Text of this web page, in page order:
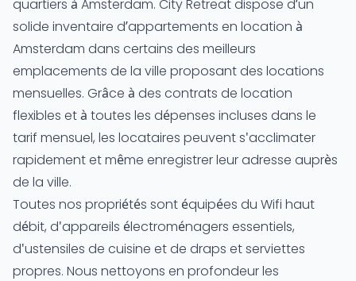
quartiers à Amsterdam. City Retreat dispose d’un
solide inventaire d’appartements en location à
Amsterdam dans certains des meilleurs
emplacements de la ville proposant des locations
mensuelles. Grâce à des contrats de location
flexibles et à toutes les dépenses incluses dans le
tarif mensuel, les locataires peuvent s'acclimater
rapidement et même enregistrer leur adresse auprès
de la ville.
Toutes nos propriétés sont équipées du Wifi haut
débit, d'appareils électroménagers essentiels,
d'ustensiles de cuisine et de draps et serviettes
propres. Nous nettoyons en profondeur les